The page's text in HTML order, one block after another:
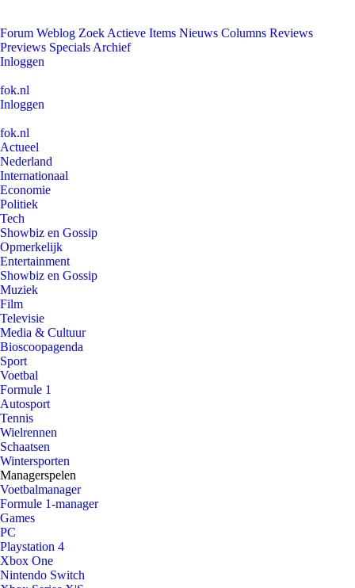
Forum Weblog Zoek Actieve Items Nieuws Columns Reviews
Previews Specials Archief
Inloggen
fok.nl
Inloggen
fok.nl
Actueel
Nederland
Internationaal
Economie
Politiek
Tech
Showbiz en Gossip
Opmerkelijk
Entertainment
Showbiz en Gossip
Muziek
Film
Televisie
Media & Cultuur
Bioscoopagenda
Sport
Voetbal
Formule 1
Autosport
Tennis
Wielrennen
Schaatsen
Wintersporten
Managerspelen
Voetbalmanager
Formule 1-manager
Games
PC
Playstation 4
Xbox One
Nintendo Switch